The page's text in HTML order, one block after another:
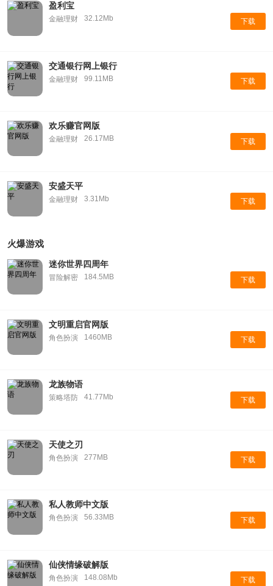
盈利宝
金融理财 32.12Mb 下载
交通银行网上银行
金融理财 99.11MB 下载
欢乐赚官网版
金融理财 26.17MB 下载
安盛天平
金融理财 3.31Mb 下载
火爆游戏
迷你世界四周年
冒险解密 184.5MB 下载
文明重启官网版
角色扮演 1460MB 下载
龙族物语
策略塔防 41.77Mb 下载
天使之刃
角色扮演 277MB 下载
私人教师中文版
角色扮演 56.33MB 下载
仙侠情缘破解版
角色扮演 148.08Mb 下载